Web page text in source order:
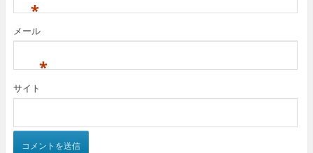
*
メール
*
サイト